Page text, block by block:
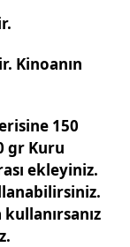
Kinoanın
150
gr Kuru
ekleyiniz.
kullanırsanız